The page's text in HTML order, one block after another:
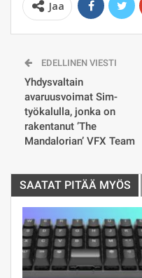
Jaa
EDELLINEN VIESTI
Yhdysvaltain
avaruusvoimat Sim-
työkalulla, jonka on
rakentanut ’The
Mandalorian’ VFX Team
SAATAT PITÄÄ MYÖS